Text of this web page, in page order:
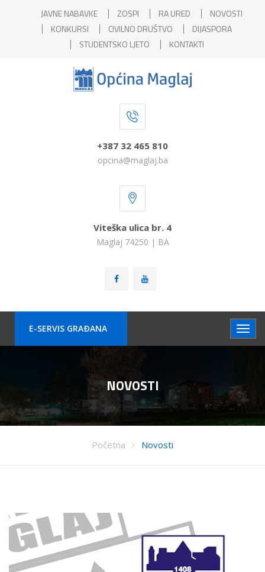
JAVNE NABAVKE ZOSPI RA URED
NOVOSTI
KONKURSI
CIVILNO DRUŠTVO
DIJASPORA
STUDENTSKO LJETO
KONTAKTI
+387 32 465 810
opcina@maglaj.ba
Viteška ulica br. 4
Maglaj 74250 | BA
E-SERVIS GRAÐANA
NOVOSTI
Početna Novosti